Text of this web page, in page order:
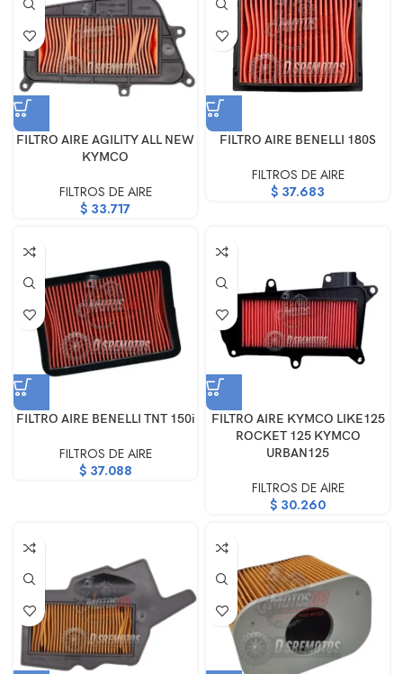
FILTRO AIRE AGILITY ALL NEW
KYMCO
FILTROS DE AIRE
$ 33.717
FILTRO AIRE BENELLI 180S
FILTROS DE AIRE
$ 37.683
FILTRO AIRE BENELLI TNT 150i
FILTROS DE AIRE
$37.088
FILTRO AIRE KYMCO LIKE125
ROCKET 125 KYMCO
URBAN125
FILTROS DE AIRE
$ 30.260